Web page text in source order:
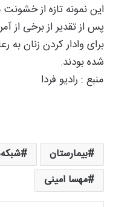
این نمونه تازه از
پس از تقدیر از برخی از
برای وادار کردن زنان
شده بودند.
منبع : رادیو فردا
بیمارستان
مهسا امینی